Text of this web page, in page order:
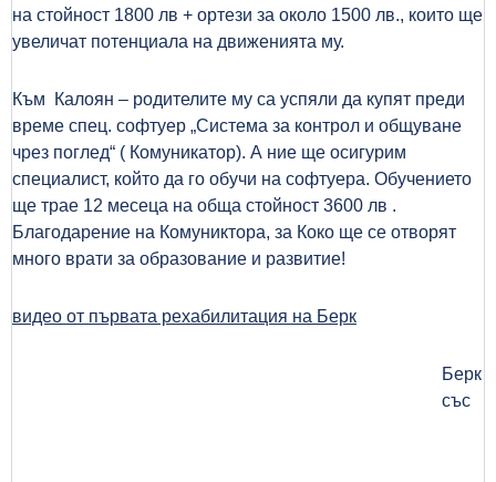
на стойност 1800 лв + ортези за около 1500 лв., които ще
увеличат потенциала на движенията му.
Към Калоян – родителите му са успяли да купят преди
време спец. софтуер „Система за контрол и общуване
чрез поглед“ ( Комуникатор). А ние ще осигурим
специалист, който да го обучи на софтуера. Обучението
ще трае 12 месеца на обща стойност 3600 лв .
Благодарение на Комуниктора, за Коко ще се отворят
много врати за образование и развитие!
видео от първата рехабилитация на Берк
Берк
със